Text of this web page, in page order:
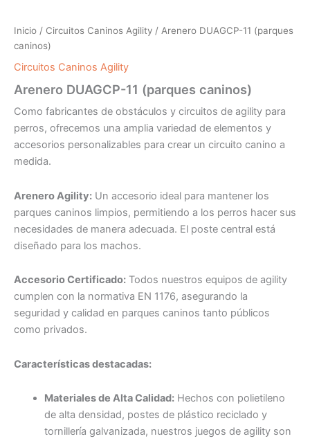
Inicio / Circuitos Caninos Agility / Arenero DUAGCP-11 (parques
caninos)
Circuitos Caninos Agility
Arenero DUAGCP-11 (parques caninos)
Como fabricantes de obstáculos y circuitos de agility para
perros, ofrecemos una amplia variedad de elementos y
accesorios personalizables para crear un circuito canino a
medida.
Arenero Agility: Un accesorio ideal para mantener los
parques caninos limpios, permitiendo a los perros hacer sus
necesidades de manera adecuada. El poste central está
diseñado para los machos.
Accesorio Certificado: Todos nuestros equipos de agility
cumplen con la normativa EN 1176, asegurando la
seguridad y calidad en parques caninos tanto públicos
como privados.
Características destacadas:
Materiales de Alta Calidad:Hechos con polietileno
de alta densidad, postes de plástico reciclado y
tornillería galvanizada, nuestros juegos de agility son